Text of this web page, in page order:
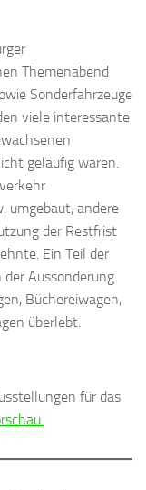
Themenabend
Sonderfahrzeuge
viele interessante
geläufig waren.
umgebaut, andere
der Restfrist
Ein Teil der
Aussonderung
Büchereiwagen,
überlebt.
für das